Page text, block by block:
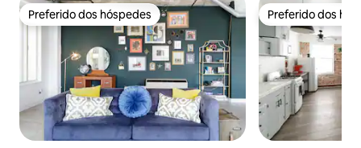
Preferido dos hóspedes
Preferido dos hóspedes Preferido dos
Preferido dos